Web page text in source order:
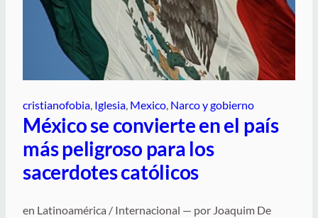
cristianofobia, Iglesia, Mexico, Narco y gobierno
México se convierte en el país
más peligroso para los
sacerdotes católicos
en Latinoamérica / Internacional — por Joaquim De